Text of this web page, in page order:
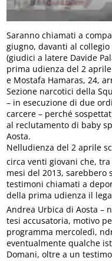
Saranno chiamati a
giugno, davanti al collegio
(giudici a latere Davide
prima udienza del 2
e Mostafa Hamaras, 24,
Sezione narcotici della
– in esecuzione di due
carcere – perché
al reclutamento di baby
Aosta.
Nelludienza del 2 aprile
circa venti giovani che,
mesi del 2013, sarebbero
testimoni chiamati a
della prima udienza il
Andrea Urbica di Aosta –
tesi accusatoria, motivo
programma mercoledì,
eventualmente qualche
Domani, oltre a un